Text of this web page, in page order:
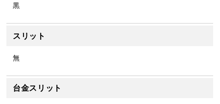
黒
スリット
無
台金スリット